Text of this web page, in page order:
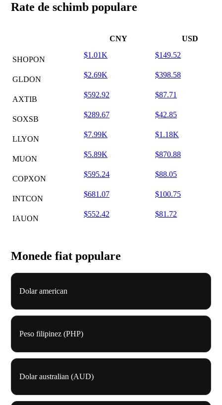
Rate de schimb populare
CNY USD
SHOPON
$1.01K $149.52
GLDON
$2.69K $398.58
AXTIB
$592.92 $87.71
SOXSB
$289.67 $42.85
LLYON
$7.99K $1.18K
MUON
$5.89K $870.88
COPXON
$595.24 $88.05
INTCON
$681.07 $100.75
IAUON
$552.42 $81.72
Monede fiat populare
Dolar american
Peso filipinez (PHP)
Dolar australian (AUD)